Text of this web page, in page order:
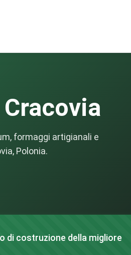
formaggi artigianali e
Polonia.
di costruzione della migliore